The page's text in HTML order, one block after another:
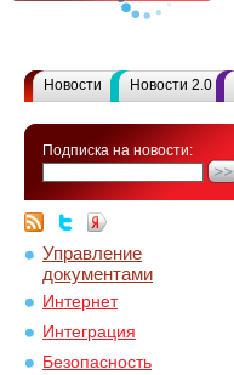
Новости Новости 2.0
Подписка на новости:
Управление
документами
Интернет
Интеграция
Безопасность